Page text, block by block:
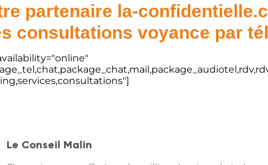
partenaire la-
consultations voyance par
Le Conseil Malin